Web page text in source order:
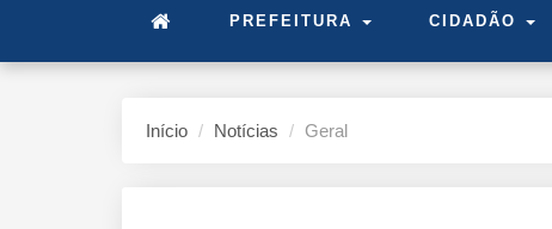
PREFEITURA CIDADÃO
Início Notícias Geral